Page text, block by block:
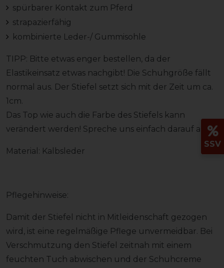
spürbarer Kontakt zum Pferd
strapazierfähig
kombinierte Leder-/ Gummisohle
TIPP: Bitte etwas enger bestellen, da der
Elastikeinsatz etwas nachgibt! Die Schuhgröße fällt
normal aus. Der Stiefel setzt sich mit der Zeit um ca.
1cm.
Das Top wie auch die Farbe des Stiefels kann
verändert werden! Spreche uns einfach darauf an!
Material: Kalbsleder
Pflegehinweise:
Damit der Stiefel nicht in Mitleidenschaft gezogen
wird, ist eine regelmäßige Pflege unvermeidbar. Bei
Verschmutzung den Stiefel zeitnah mit einem
feuchten Tuch abwischen und der Schuhcreme
SSV